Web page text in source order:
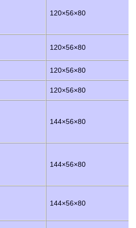
120×56×80
120×56×80
120×56×80
120×56×80
144×56×80
144×56×80
144×56×80